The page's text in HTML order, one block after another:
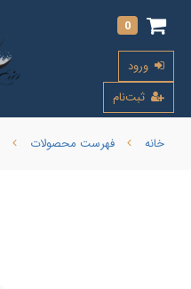
0
ورود
ثبت‌نام
خانه فهرست محصولات